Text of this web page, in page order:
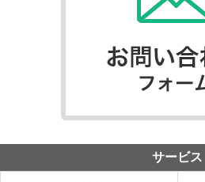
サービス